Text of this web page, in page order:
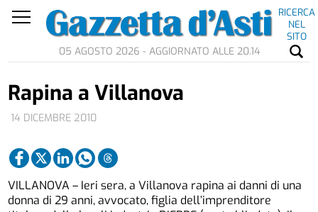
RICERCA
NEL
SITO
05 AGOSTO 2026 - AGGIORNATO ALLE 20.14
14 DICEMBRE 2010
Rapina a Villanova
VILLANOVA – Ieri sera, a Villanova rapina ai danni di una
donna di 29 anni, avvocato, figlia dell’imprenditore